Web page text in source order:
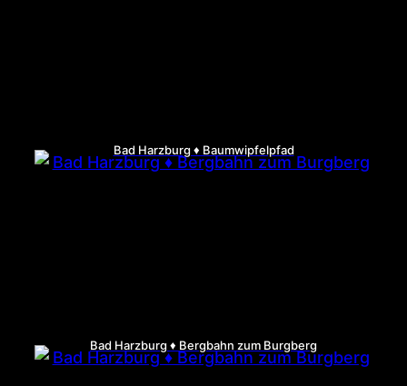
Bad Harzburg ♦ Baumwipfelpfad
Bad Harzburg ♦ Bergbahn zum Burgberg